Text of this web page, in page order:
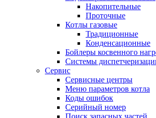
Накопительные
Проточные
Котлы газовые
Традиционные
Конденсационные
Бойлеры косвенного
Системы
Сервис
Сервисные центры
Меню параметров котла
Коды ошибок
Серийный номер
Поиск запасных частей